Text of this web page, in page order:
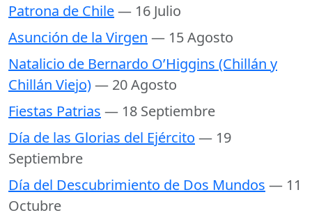
Patrona de Chile— 16 Julio
Asunción de la Virgen — 15 Agosto
Natalicio de Bernardo O’Higgins (Chillán y
Chillán Viejo)— 20 Agosto
Fiestas Patrias — 18 Septiembre
Día de las Glorias del Ejército — 19
Septiembre
Día del Descubrimiento de Dos Mundos — 11
Octubre